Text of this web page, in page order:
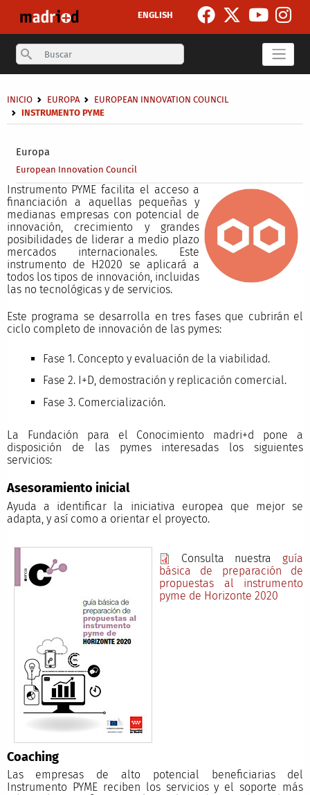
ENGLISH
Search
Europa
European Innovation Council
Sobrescribir enlaces de ayuda a la navegación
INICIO EUROPA
EUROPEAN INNOVATION COUNCIL
INSTRUMENTO PYME
Instrumento PYME facilita el acceso a
financiación a aquellas pequeñas y
medianas empresas con potencial de
innovación, crecimiento y grandes
posibilidades de liderar a medio plazo
mercados internacionales. Este
instrumento de H2020 se aplicará a
todos los tipos de innovación, incluidas
las no tecnológicas y de servicios.
Este programa se desarrolla en tres fases que cubrirán el
ciclo completo de innovación de las pymes:
Fase 1. Concepto y evaluación de la viabilidad.
Fase 2. I+D, demostración y replicación comercial.
Fase 3. Comercialización.
La Fundación para el Conocimiento madri+d pone a
disposición de las pymes interesadas los siguientes
servicios:
Asesoramiento inicial
Ayuda a identificar la iniciativa europea que mejor se
adapta, y así como a orientar el proyecto.
Consulta nuestra guía
básica de preparación de
propuestas al instrumento
pyme de Horizonte 2020
Coaching
Las empresas de alto potencial beneficiarias del
Instrumento PYME reciben los servicios y el soporte más